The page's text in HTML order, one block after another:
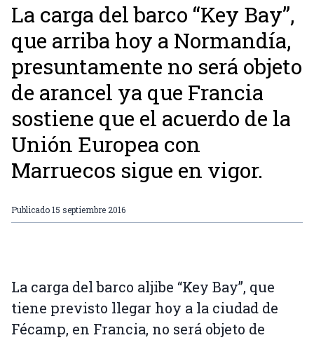
La carga del barco “Key Bay”,
que arriba hoy a Normandía,
presuntamente no será objeto
de arancel ya que Francia
sostiene que el acuerdo de la
Unión Europea con
Marruecos sigue en vigor.
Publicado15 septiembre 2016
La carga del barco aljibe “Key Bay”, que
tiene previsto llegar hoy a la ciudad de
Fécamp, en Francia, no será objeto de